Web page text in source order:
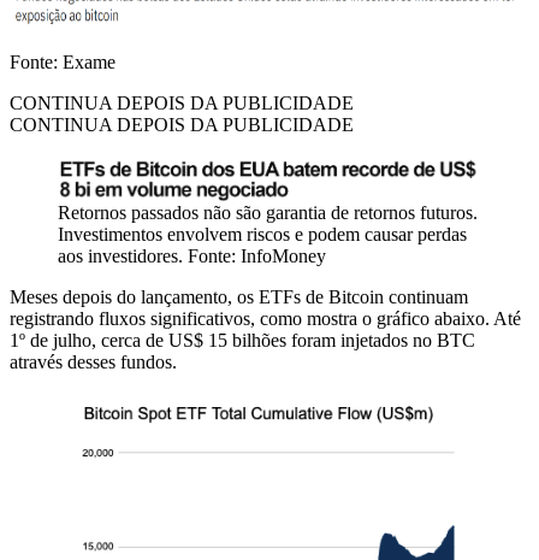
Fonte: Exame
CONTINUA DEPOIS DA PUBLICIDADE
CONTINUA DEPOIS DA PUBLICIDADE
Retornos passados não são garantia de retornos futuros.
Investimentos envolvem riscos e podem causar perdas
aos investidores. Fonte: InfoMoney
Meses depois do lançamento, os ETFs de Bitcoin continuam
registrando fluxos significativos, como mostra o gráfico abaixo. Até
1º de julho, cerca de US$ 15 bilhões foram injetados no BTC
através desses fundos.